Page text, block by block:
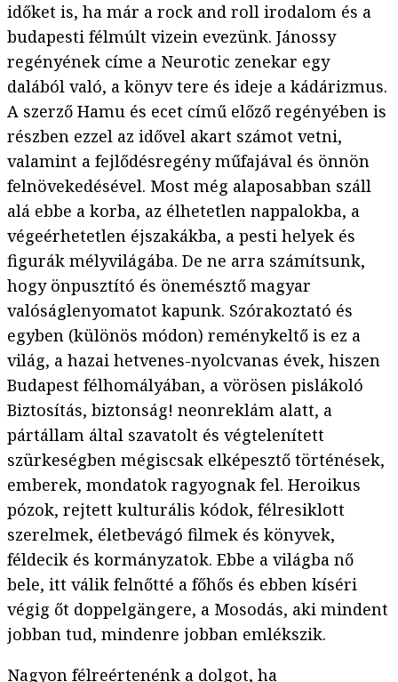
időket is, ha már a rock and roll irodalom és a
budapesti félmúlt vizein evezünk. Jánossy
regényének címe a Neurotic zenekar egy
dalából való, a könyv tere és ideje a kádárizmus.
A szerző Hamu és ecet című előző regényében is
részben ezzel az idővel akart számot vetni,
valamint a fejlődésregény műfajával és önnön
felnövekedésével. Most még alaposabban száll
alá ebbe a korba, az élhetetlen nappalokba, a
végeérhetetlen éjszakákba, a pesti helyek és
figurák mélyvilágába. De ne arra számítsunk,
hogy önpusztító és önemésztő magyar
valóságlenyomatot kapunk. Szórakoztató és
egyben (különös módon) reménykeltő is ez a
világ, a hazai hetvenes-nyolcvanas évek, hiszen
Budapest félhomályában, a vörösen pislákoló
Biztosítás, biztonság! neonreklám alatt, a
pártállam által szavatolt és végtelenített
szürkeségben mégiscsak elképesztő történések,
emberek, mondatok ragyognak fel. Heroikus
pózok, rejtett kulturális kódok, félresiklott
szerelmek, életbevágó filmek és könyvek,
féldecik és kormányzatok. Ebbe a világba nő
bele, itt válik felnőtté a főhős és ebben kíséri
végig őt doppelgängere, a Mosodás, aki mindent
jobban tud, mindenre jobban emlékszik.
Nagyon félreértenénk a dolgot, ha